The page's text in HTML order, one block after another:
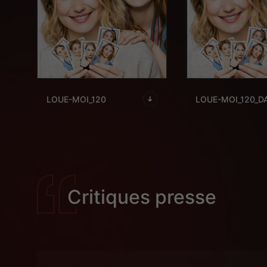
LOUE-MOI_120 LOUE-
Critiques presse